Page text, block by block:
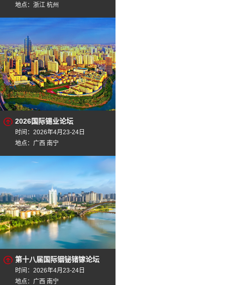
地点：浙江 杭州
2026国际锡业论坛
时间：2026年4月23-24日
地点：广西 南宁
第十八届国际铟铋锗镓论坛
时间：2026年4月23-24日
地点：广西 南宁